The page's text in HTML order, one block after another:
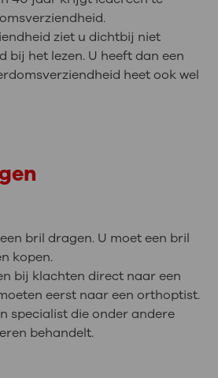
ziet u dichtbij niet
bij het lezen. U heeft dan een
heet ook wel
bril dragen. U moet een bril
kopen.
bij klachten direct naar een
eerst naar een orthoptist.
specialist die onder andere
behandelt.